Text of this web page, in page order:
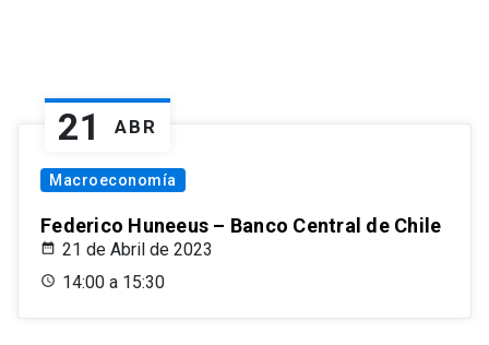
21 ABR
Macroeconomía
Federico Huneeus – Banco Central de Chile
21 de Abril de 2023
14:00 a 15:30